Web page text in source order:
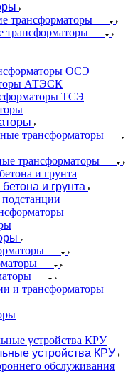
трансформаторы
ОСЭ
АТЭСК
ТСЭ
трансформаторы
трансформаторы
и грунта
и трансформаторы
устройства КРУ
обслуживания